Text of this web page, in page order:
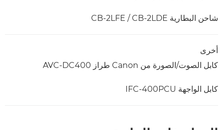
شاحن البطارية CB-2LFE / CB-2LDE
أخرى
كابل الصوت/الصورة من Canon طراز AVC-DC400
كابل الواجهة IFC-400PCU